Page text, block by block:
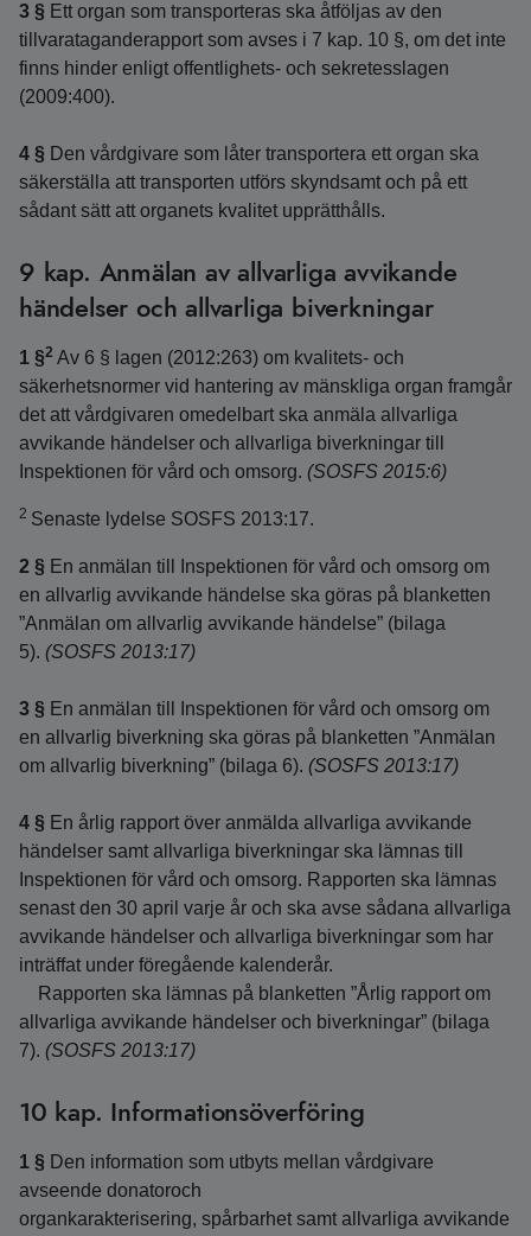
3 § Ett organ som transporteras ska åtföljas av den
tillvarataganderapport som avses i 7 kap. 10 §, om det inte
finns hinder enligt offentlighets- och sekretesslagen
(2009:400).
4 § Den vårdgivare som låter transportera ett organ ska
säkerställa att transporten utförs skyndsamt och på ett
sådant sätt att organets kvalitet upprätthålls.
9 kap. Anmälan av allvarliga avvikande
händelser och allvarliga biverkningar
1 §2 Av 6 § lagen (2012:263) om kvalitets- och
säkerhetsnormer vid hantering av mänskliga organ framgår
det att vårdgivaren omedelbart ska anmäla allvarliga
avvikande händelser och allvarliga biverkningar till
Inspektionen för vård och omsorg. (SOSFS 2015:6)
2 Senaste lydelse SOSFS 2013:17.
2 § En anmälan till Inspektionen för vård och omsorg om
en allvarlig avvikande händelse ska göras på blanketten
”Anmälan om allvarlig avvikande händelse” (bilaga
5). (SOSFS 2013:17)
3 § En anmälan till Inspektionen för vård och omsorg om
en allvarlig biverkning ska göras på blanketten ”Anmälan
om allvarlig biverkning” (bilaga 6). (SOSFS 2013:17)
4 § En årlig rapport över anmälda allvarliga avvikande
händelser samt allvarliga biverkningar ska lämnas till
Inspektionen för vård och omsorg. Rapporten ska lämnas
senast den 30 april varje år och ska avse sådana allvarliga
avvikande händelser och allvarliga biverkningar som har
inträffat under föregående kalenderår.
Rapporten ska lämnas på blanketten ”Årlig rapport om
allvarliga avvikande händelser och biverkningar” (bilaga
7). (SOSFS 2013:17)
10 kap. Informationsöverföring
1 § Den information som utbyts mellan vårdgivare
avseende donatoroch
organkarakterisering, spårbarhet samt allvarliga avvikande